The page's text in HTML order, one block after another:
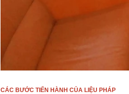
CÁC BƯỚC TIẾN HÀNH CỦA LIỆU PHÁP